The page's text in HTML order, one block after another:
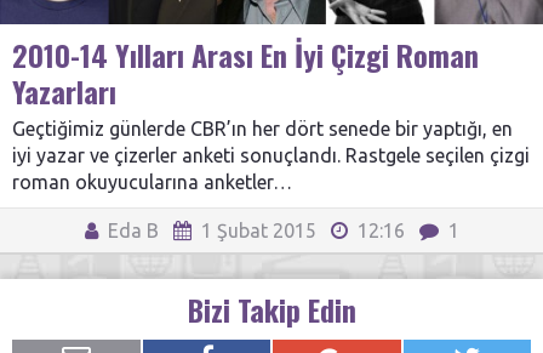
2010-14 Yılları Arası En İyi Çizgi Roman
Yazarları
Geçtiğimiz günlerde CBR’ın her dört senede bir yaptığı, en
iyi yazar ve çizerler anketi sonuçlandı. Rastgele seçilen çizgi
roman okuyucularına anketler…
Eda B 1 Şubat 2015 12:16 1
Bizi Takip Edin